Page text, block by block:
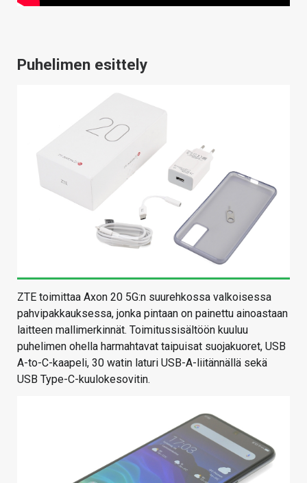
Puhelimen esittely
ZTE toimittaa Axon 20 5G:n suurehkossa valkoisessa
pahvipakkauksessa, jonka pintaan on painettu ainoastaan
laitteen mallimerkinnät. Toimitussisältöön kuuluu
puhelimen ohella harmahtavat taipuisat suojakuoret, USB
A-to-C-kaapeli, 30 watin laturi USB-A-liitännällä sekä
USB Type-C-kuulokesovitin.